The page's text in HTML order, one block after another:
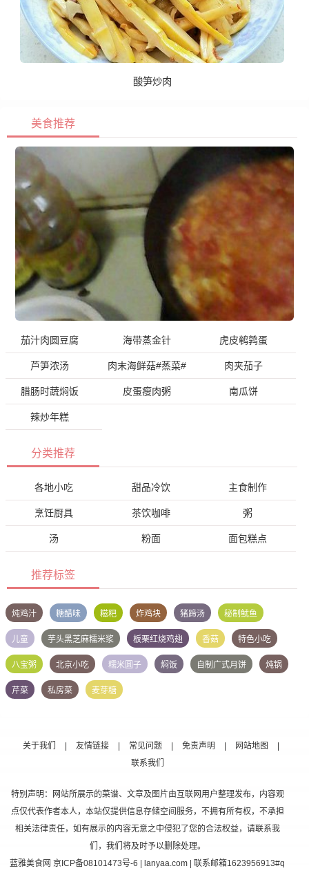
酸笋炒肉
美食推荐
茄汁肉圆豆腐 海带蒸金针 虎皮鹌鹑蛋
芦笋浓汤 肉末海鲜菇#蒸菜# 肉夹茄子
腊肠时蔬焖饭 皮蛋瘦肉粥 南瓜饼
辣炒年糕
分类推荐
各地小吃 甜品冷饮 主食制作
烹饪厨具 茶饮咖啡 粥
汤 粉面 面包糕点
推荐标签
炖鸡汁 糖醋味 糍粑 炸鸡块 猪蹄汤 秘制鱿鱼
儿童 芋头黑芝麻糯米浆 板栗红烧鸡翅 香菇 特色小吃
八宝粥 北京小吃 糯米圆子 焖饭 自制广式月饼 炖锅
芹菜 私房菜 麦芽糖
关于我们 友情链接 常见问题 免责声明 网站地图
联系我们
特别声明：网站所展示的菜谱、文章及图片由互联网用户整理发布，内容观
点仅代表作者本人，本站仅提供信息存储空间服务，不拥有所有权，不承担
相关法律责任，如有展示的内容无意之中侵犯了您的合法权益，请联系我
们，我们将及时予以删除处理。
蓝雅美食网 京ICP备08101473号-6 | lanyaa.com | 联系邮箱1623956913#q